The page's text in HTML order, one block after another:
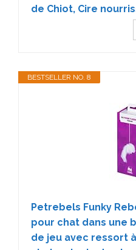
de Chiot, Cire
BESTSELLER NO. 8
Petrebels Funky
pour chat dans une
de jeu avec ressort